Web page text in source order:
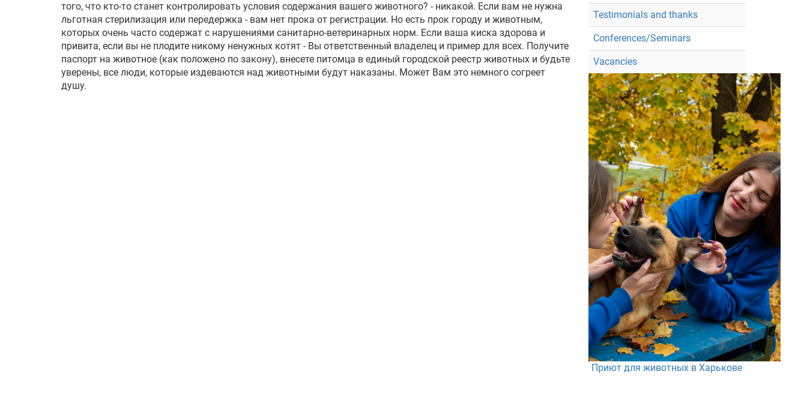
того, что кто-то станет контролировать условия содержания вашего животного? - никакой. Если вам не нужна
льготная стерилизация или передержка - вам нет прока от регистрации. Но есть прок городу и животным,
которых очень часто содержат с нарушениями санитарно-ветеринарных норм. Если ваша киска здорова и
привита, если вы не плодите никому ненужных котят - Вы ответственный владелец и пример для всех. Получите
паспорт на животное (как положено по закону), внесете питомца в единый городской реестр животных и будьте
уверены, все люди, которые издеваются над животными будут наказаны. Может Вам это немного согреет
душу.
Testimonials and thanks
Conferences/Seminars
Vacancies
Приют для животных в Харькове